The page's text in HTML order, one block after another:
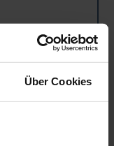
Über Cookies